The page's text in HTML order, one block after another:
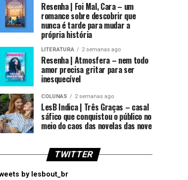
Resenha | Foi Mal, Cara – um
romance sobre descobrir que
nunca é tarde para mudar a
própria história
LITERATURA 2 semanas ago
Resenha | Atmosfera – nem todo
amor precisa gritar para ser
inesquecível
COLUNAS 2 semanas ago
LesB Indica | Três Graças – casal
sáfico que conquistou o público no
meio do caos das novelas das nove
TWITTER
by lesbout_br